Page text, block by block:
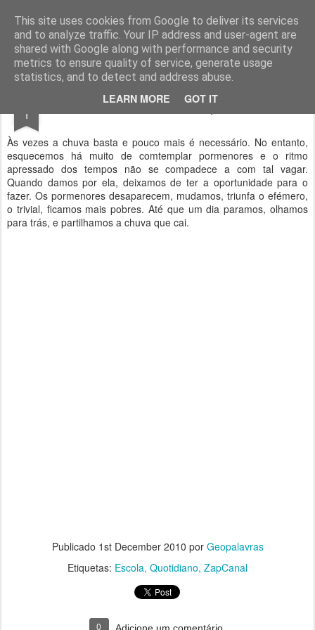
This site uses cookies from Google to deliver its services
and to analyze traffic. Your IP address and user-agent are
shared with Google along with performance and security
metrics to ensure quality of service, generate usage
statistics, and to detect and address abuse.
LEARN MORE GOT IT
Geopalavras
canal800 clique ZapCanal
1 Partilhar a chuva que cai.
Às vezes a chuva basta e pouco mais é necessário. No entanto,
esquecemos há muito de comtemplar pormenores e o ritmo
apressado dos tempos não se compadece a com tal vagar.
Quando damos por ela, deixamos de ter a oportunidade para o
fazer. Os pormenores desaparecem, mudamos, triunfa o efémero,
o trivial, ficamos mais pobres. Até que um dia paramos, olhamos
para trás, e partilhamos a chuva que cai.
Publicado 1st December 2010 por Geopalavras
Etiquetas: Escola Quotidiano ZapCanal
0